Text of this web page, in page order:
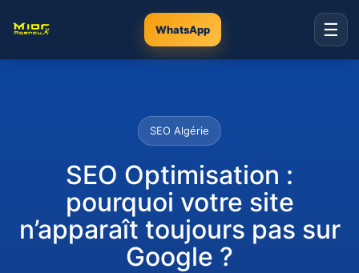
WhatsApp ☰
SEO Algérie
SEO Optimisation :
pourquoi votre site
n’apparaît toujours pas sur
Google ?